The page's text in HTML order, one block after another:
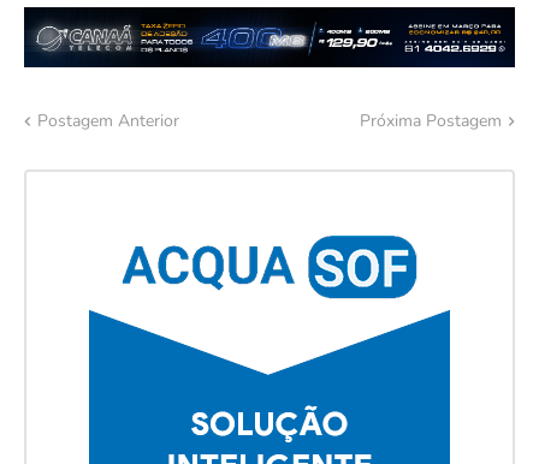
Postagem Anterior Próxima Postagem